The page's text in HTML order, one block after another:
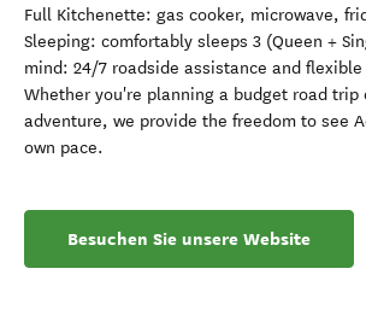
Full Kitchenette: gas cooker, microwave,
Sleeping: comfortably sleeps 3 (Queen +
mind: 24/7 roadside assistance and
Whether you're planning a budget road trip
adventure, we provide the freedom to see
own pace.
Besuchen Sie unsere Website